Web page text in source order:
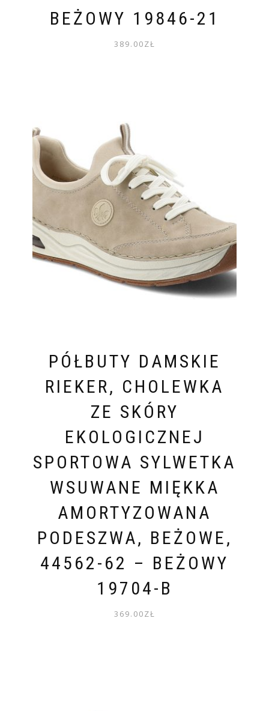
BEŻOWY 19846-21
389.00ZŁ
PÓŁBUTY DAMSKIE
RIEKER, CHOLEWKA
ZE SKÓRY
EKOLOGICZNEJ
SPORTOWA SYLWETKA
WSUWANE MIĘKKA
AMORTYZOWANA
PODESZWA, BEŻOWE,
44562-62 – BEŻOWY
19704-B
369.00ZŁ